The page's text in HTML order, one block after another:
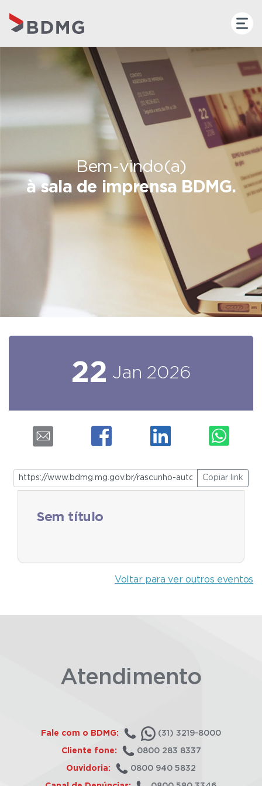
Bem-vindo(a)
à sala de imprensa BDMG.
22 Jan 2026
Copiar link
Sem título
Voltar para ver outros eventos
Atendimento
Fale com o BDMG: (31) 3219-8000
Cliente fone: 0800 283 8337
Ouvidoria: 0800 940 5832